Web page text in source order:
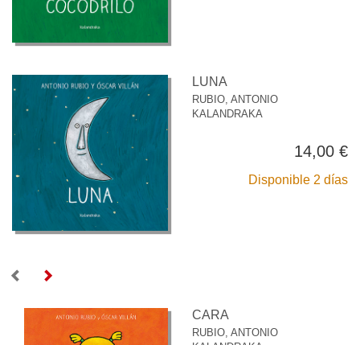
LUNA
RUBIO, ANTONIO
KALANDRAKA
14,00 €
Disponible 2 días
CARA
RUBIO, ANTONIO